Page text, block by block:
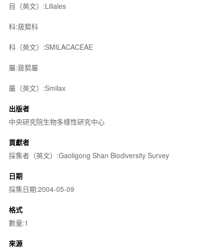
目（英文）:Liliales
科:菝葜科
科（英文）:SMILACACEAE
屬:菝葜屬
屬（英文）:Smilax
出版者
中央研究院生物多樣性研究中心
貢獻者
採集者（英文）:Gaoligong Shan Biodiversity Survey
日期
採集日期:2004-05-09
格式
數量:1
來源